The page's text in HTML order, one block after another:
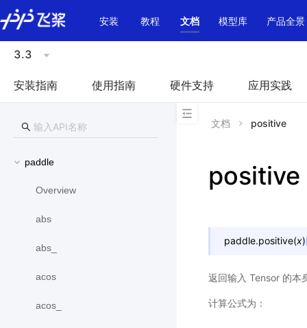
\u200E
安装
教程 文档 模型库 产品全景
3.3
安装指南 使用指南 硬件支持 应用实践
paddle
Overview
abs
abs_
acos
acos_
文档 positive
positive
paddle.positive(x)
返回输入 Tensor 的本
计算公式为：